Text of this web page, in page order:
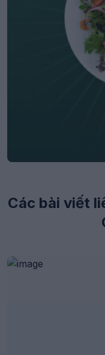
Các bài viết